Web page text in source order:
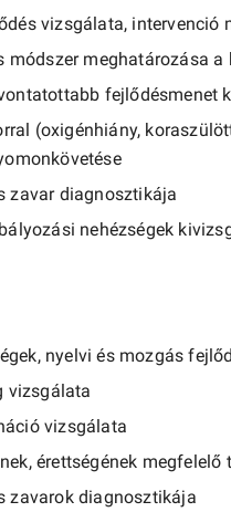
vizsgálata, intervenció
módszer meghatározása a
fejlődésmenet
(oxigénhiány,
zavar diagnosztikája
nehézségek
nyelvi és mozgás
vizsgálata
vizsgálata
érettségének
zavarok diagnosztikája